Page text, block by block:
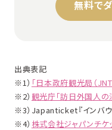
無料で
出典表記
※1） 「日本政府観光局（
※2） 観光庁「訪日外国人
※3） Japanticket『インバ
※4） 株式会社ジャパンチケ